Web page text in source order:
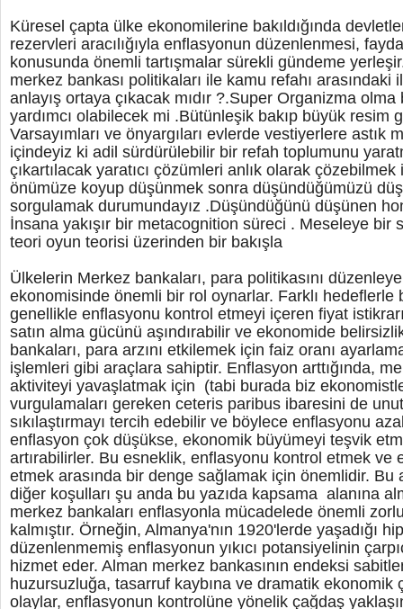
Küresel çapta ülke ekonomilerine bakıldığında
rezervleri aracılığıyla enflasyonun düzenlenmesi,
konusunda önemli tartışmalar sürekli gündeme
merkez bankası politikaları ile kamu refahı
anlayış ortaya çıkacak mıdır ?.Super Organizma
yardımcı olabilecek mi .Bütünleşik bakıp büyük resim
Varsayımları ve önyargıları evlerde vestiyerlere astık
içindeyiz ki adil sürdürülebilir bir refah toplumunu
çıkartılacak yaratıcı çözümleri anlık olarak
önümüze koyup düşünmek sonra düşündüğümüzü
sorgulamak durumundayız .Düşündüğünü düşünen
İnsana yakışır bir metacognition süreci . Meseleye bir
teori oyun teorisi üzerinden bir bakışla
Ülkelerin Merkez bankaları, para politikasını
ekonomisinde önemli bir rol oynarlar. Farklı hedeflerle
genellikle enflasyonu kontrol etmeyi içeren fiyat
satın alma gücünü aşındırabilir ve ekonomide
bankaları, para arzını etkilemek için faiz oranı
işlemleri gibi araçlara sahiptir. Enflasyon arttığında,
aktiviteyi yavaşlatmak için (tabi burada biz
vurgulamaları gereken ceteris paribus ibaresini de
sıkılaştırmayı tercih edebilir ve böylece enflasyonu
enflasyon çok düşükse, ekonomik büyümeyi teşvik
artırabilirler. Bu esneklik, enflasyonu kontrol etmek ve
etmek arasında bir denge sağlamak için önemlidir. Bu
diğer koşulları şu anda bu yazıda kapsama alanına
merkez bankaları enflasyonla mücadelede önemli
kalmıştır. Örneğin, Almanya'nın 1920'lerde yaşadığı
düzenlenmemiş enflasyonun yıkıcı potansiyelinin
hizmet eder. Alman merkez bankasının endeksi
huzursuzluğa, tasarruf kaybına ve dramatik ekonomik
olaylar, enflasyonun kontrolüne yönelik çağdaş